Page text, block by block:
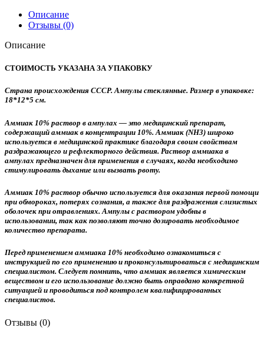
Описание
Отзывы (0)
Описание
СТОИМОСТЬ УКАЗАНА ЗА УПАКОВКУ
Страна происхождения СССР. Ампулы стеклянные. Размер в упаковке:
18*12*5 см.
Аммиак 10% раствор в ампулах — это медицинский препарат,
содержащий аммиак в концентрации 10%. Аммиак (NH3) широко
используется в медицинской практике благодаря своим свойствам
раздражающего и рефлекторного действия. Раствор аммиака в
ампулах предназначен для применения в случаях, когда необходимо
стимулировать дыхание или вызвать рвоту.
Аммиак 10% раствор обычно используется для оказания первой помощи
при обмороках, потерях сознания, а также для раздражения слизистых
оболочек при отравлениях. Ампулы с раствором удобны в
использовании, так как позволяют точно дозировать необходимое
количество препарата.
Перед применением аммиака 10% необходимо ознакомиться с
инструкцией по его применению и проконсультироваться с медицинским
специалистом. Следует помнить, что аммиак является химическим
веществом и его использование должно быть оправдано конкретной
ситуацией и проводиться под контролем квалифицированных
специалистов.
Отзывы (0)